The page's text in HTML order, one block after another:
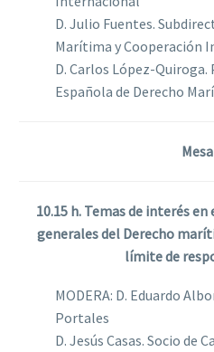
D. Julio Fuentes.
Marítima y Cooperación
D. Carlos López-
Española de Derecho
10.15 h. Temas de interés
generales del Derecho
límite de
MODERA: D. Eduardo
Portales
D. Jesús Casas. Socio de